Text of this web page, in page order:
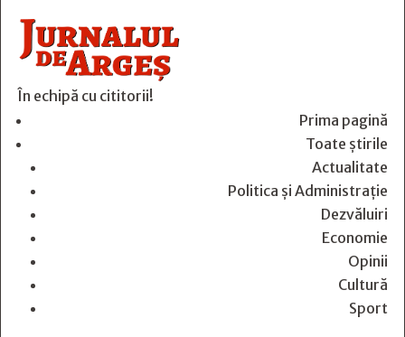
În echipă cu cititorii!
Prima pagină
Toate știrile
Actualitate
Politica și Administrație
Dezvăluiri
Economie
Opinii
Cultură
Sport